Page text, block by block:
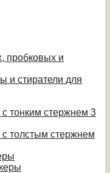
пробковых и
и стиратели для
тонким стержнем 3
толстым стержнем